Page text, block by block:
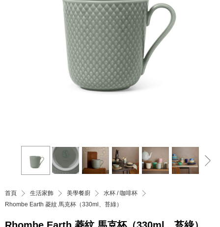
首頁 生活家飾 美學餐廚
水杯 / 咖啡杯
Rhombe Earth 菱紋 馬克杯（330ml、苔綠）